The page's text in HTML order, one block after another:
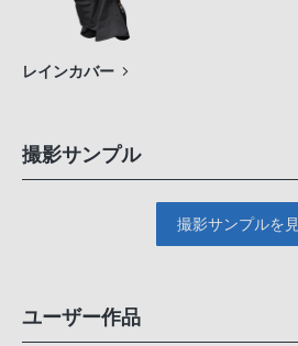
レインカバー
撮影サンプル
撮影サンプルを
ユーザー作品